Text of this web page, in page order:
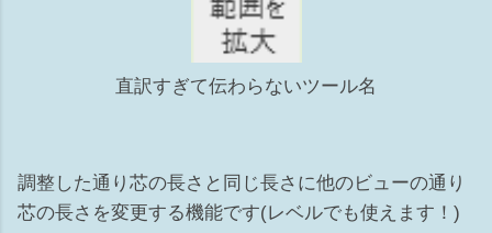
部分切断領域が掛かっている 設定したビュー範囲からモデル
が外れている 4 フィルタで非表示にしている ビューごとに
フィルタの設定ができ、表示のチェックをオフすれば非表示
になります 5 ビューで要素を選択して非表示 非表示にする
直訳すぎて伝わらないツール名
調整した通り芯の長さと同じ長さに他のビューの通り
芯の長さを変更する機能です(レベルでも使えます！)